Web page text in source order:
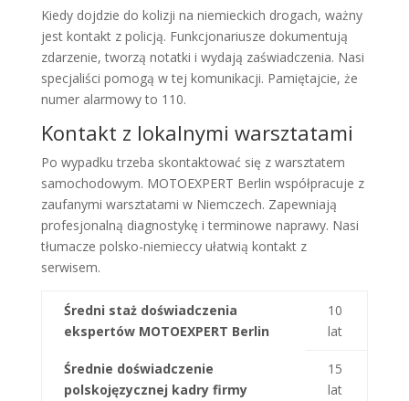
Kiedy dojdzie do kolizji na niemieckich drogach, ważny
jest kontakt z policją. Funkcjonariusze dokumentują
zdarzenie, tworzą notatki i wydają zaświadczenia. Nasi
specjaliści pomogą w tej komunikacji. Pamiętajcie, że
numer alarmowy to 110.
Kontakt z lokalnymi warsztatami
Po wypadku trzeba skontaktować się z warsztatem
samochodowym. MOTOEXPERT Berlin współpracuje z
zaufanymi warsztatami w Niemczech. Zapewniają
profesjonalną diagnostykę i terminowe naprawy. Nasi
tłumacze polsko-niemieccy ułatwią kontakt z
serwisem.
Średni staż doświadczenia
ekspertów MOTOEXPERT Berlin
10
lat
Średnie doświadczenie
polskojęzycznej kadry firmy
15
lat